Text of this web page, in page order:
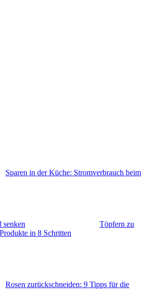
Sparen in der Küche: Stromverbrauch beim
senken
Töpfern zu
in 8 Schritten
Rosen zurückschneiden: 9 Tipps für die